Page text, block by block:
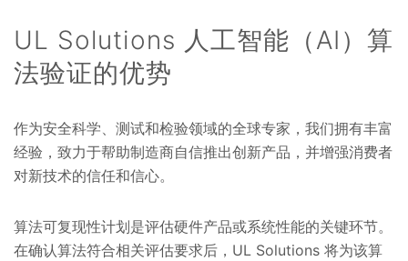
UL Solutions 人工智能（AI）算
法验证的优势
作为安全科学、测试和检验领域的全球专家，我们拥有丰富
经验，致力于帮助制造商自信推出创新产品，并增强消费者
对新技术的信任和信心。
算法可复现性计划是评估硬件产品或系统性能的关键环节。
在确认算法符合相关评估要求后，UL Solutions 将为该算